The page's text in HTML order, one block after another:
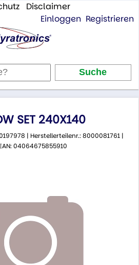
Disclaimer
Einloggen Registrieren
SET 240X140
| Herstellerteilenr.: 8000081761 |
04064675855910